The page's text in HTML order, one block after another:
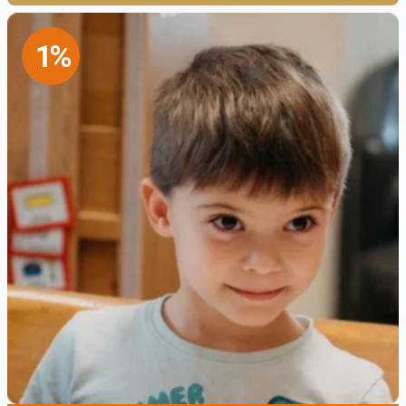
Eközben a Duna másik oldalán is megfeszített
erővel folyt a zsidók, sebesültek és menekülők
mentése. Az országúti ferences templomban
1940-től Isten szolgája P. Kriszten Rafael
szolgált a kolostor elöljárójaként és az
egyházközség plébánosaként – tudjuk meg
Kálmán Peregrin OFM Intézményes
üldözöttmenekítés 1944–1945-ben a Kapisztrán
Szent Jánosról nevezett Ferences
Rendtartománybancímű tanulmányából (2015).
A zsidók közül 1938-tól fogva sokan kérték a
keresztség szentségében való részesedést,
hiszen ezáltal kikerültek a zsidótörvények
fenyegetése alól. Azonban ez mégsem nyújtott
teljes biztonságot az üldözés ellen, és a
keresztelő papokra nézve is komoly
1%